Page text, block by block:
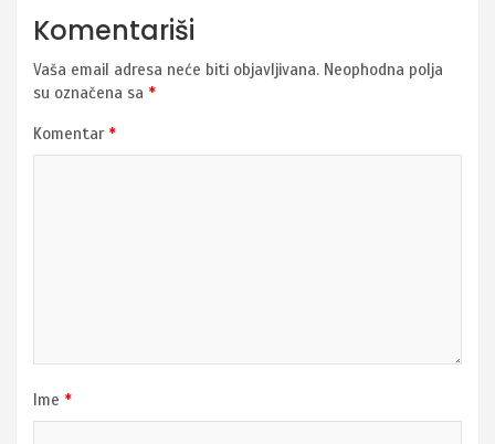
Komentariši
Vaša email adresa neće biti objavljivana. Neophodna polja
su označena sa *
Komentar *
Ime *